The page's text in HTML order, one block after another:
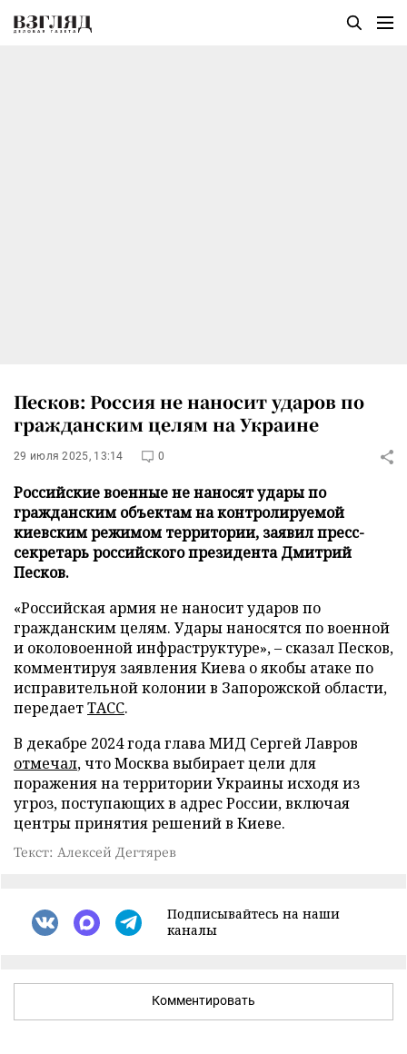
Песков: Россия не наносит ударов по
гражданским целям на Украине
29 июля 2025, 13:14 0
Российские военные не наносят удары по
гражданским объектам на контролируемой
киевским режимом территории, заявил пресс-
секретарь российского президента Дмитрий
Песков.
«Российская армия не наносит ударов по
гражданским целям. Удары наносятся по военной
и околовоенной инфраструктуре», – сказал Песков,
комментируя заявления Киева о якобы атаке по
исправительной колонии в Запорожской области,
передаетТАСС.
В декабре 2024 года глава МИД Сергей Лавров
отмечал, что Москва выбирает цели для
поражения на территории Украины исходя из
угроз, поступающих в адрес России, включая
центры принятия решений в Киеве.
Текст: Алексей Дегтярев
Подписывайтесь на наши
каналы
Комментировать